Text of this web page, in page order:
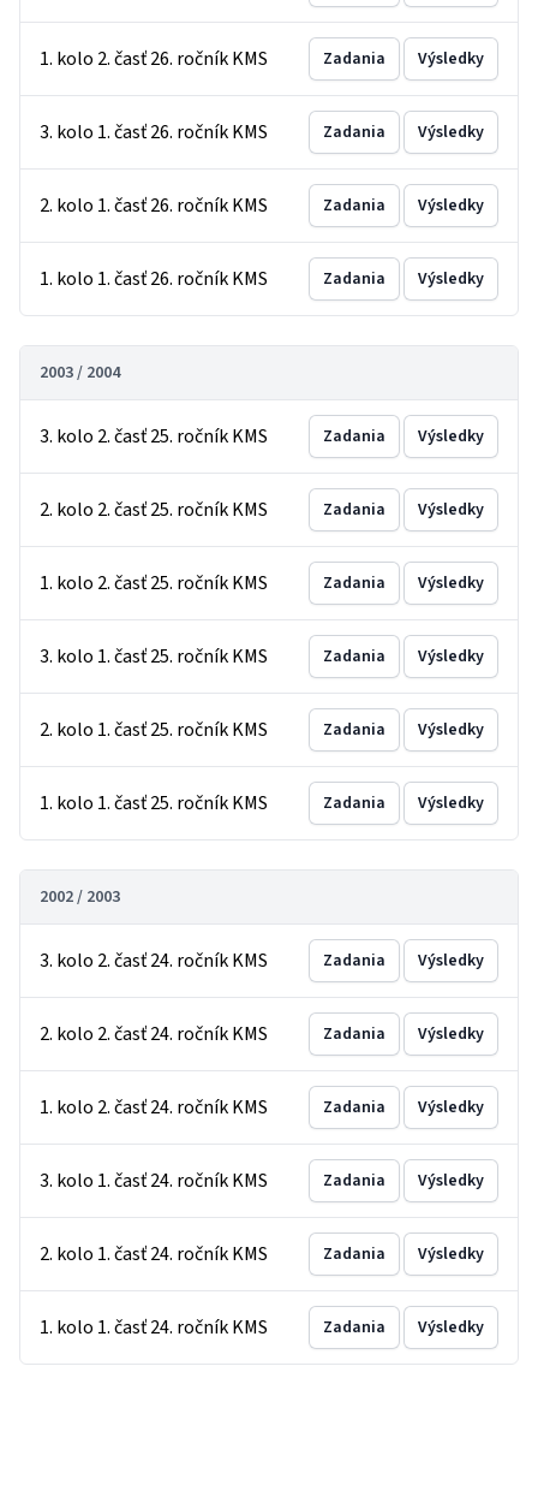
1. kolo 2. časť 26. ročník KMS Zadania Výsledky
3. kolo 1. časť 26. ročník KMS Zadania Výsledky
2. kolo 1. časť 26. ročník KMS Zadania Výsledky
1. kolo 1. časť 26. ročník KMS Zadania Výsledky
2003 / 2004
3. kolo 2. časť 25. ročník KMS Zadania Výsledky
2. kolo 2. časť 25. ročník KMS Zadania Výsledky
1. kolo 2. časť 25. ročník KMS Zadania Výsledky
3. kolo 1. časť 25. ročník KMS Zadania Výsledky
2. kolo 1. časť 25. ročník KMS Zadania Výsledky
1. kolo 1. časť 25. ročník KMS Zadania Výsledky
2002 / 2003
3. kolo 2. časť 24. ročník KMS Zadania Výsledky
2. kolo 2. časť 24. ročník KMS Zadania Výsledky
1. kolo 2. časť 24. ročník KMS Zadania Výsledky
3. kolo 1. časť 24. ročník KMS Zadania Výsledky
2. kolo 1. časť 24. ročník KMS Zadania Výsledky
1. kolo 1. časť 24. ročník KMS Zadania Výsledky